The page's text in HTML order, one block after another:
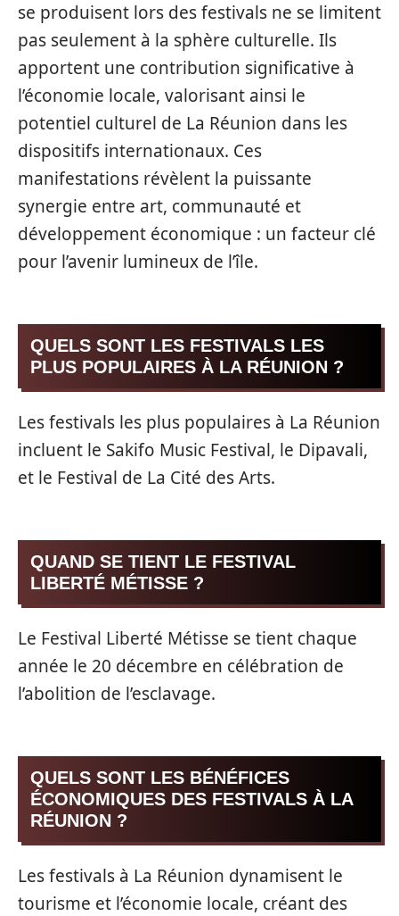
se produisent lors des festivals ne se limitent
pas seulement à la sphère culturelle. Ils
apportent une contribution significative à
l’économie locale, valorisant ainsi le
potentiel culturel de La Réunion dans les
dispositifs internationaux. Ces
manifestations révèlent la puissante
synergie entre art, communauté et
développement économique : un facteur clé
pour l’avenir lumineux de l’île.
QUELS SONT LES FESTIVALS LES
PLUS POPULAIRES À LA RÉUNION ?
Les festivals les plus populaires à La Réunion
incluent le Sakifo Music Festival, le Dipavali,
et le Festival de La Cité des Arts.
QUAND SE TIENT LE FESTIVAL
LIBERTÉ MÉTISSE ?
Le Festival Liberté Métisse se tient chaque
année le 20 décembre en célébration de
l’abolition de l’esclavage.
QUELS SONT LES BÉNÉFICES
ÉCONOMIQUES DES FESTIVALS À LA
RÉUNION ?
Les festivals à La Réunion dynamisent le
tourisme et l’économie locale, créant des